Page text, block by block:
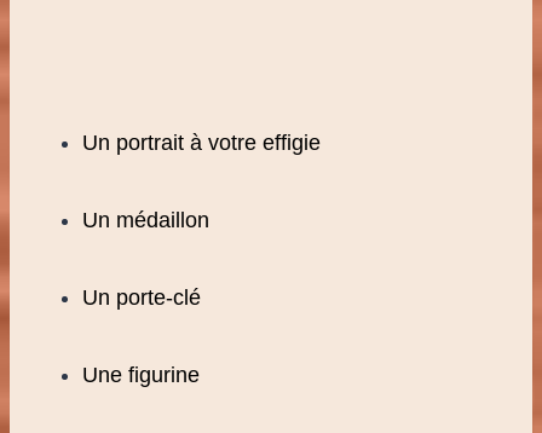
Un portrait à votre effigie
Un médaillon
Un porte-clé
Une figurine